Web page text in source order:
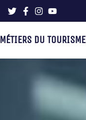
MÉTIERS DU TOURISME